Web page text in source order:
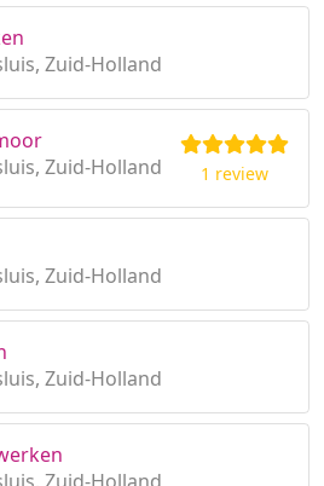
Zuid-Holland
Zuid-Holland
1 review
Zuid-Holland
Zuid-Holland